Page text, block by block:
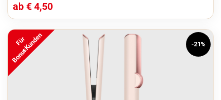
ab € 4,50
Für
BonusKunden -21%